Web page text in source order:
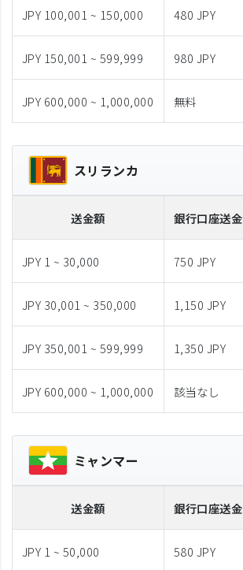
JPY 100,001 ~ 150,000 480 JPY
JPY 150,001 ~ 599,999 980 JPY
JPY 600,000 ~ 1,000,000 無料
スリランカ
送金額 銀行口座送金
JPY 1 ~ 30,000 750 JPY
JPY 30,001 ~ 350,000 1,150 JPY
JPY 350,001 ~ 599,999 1,350 JPY
JPY 600,000 ~ 1,000,000 該当なし
ミャンマー
送金額 銀行口座送金
JPY 1 ~ 50,000 580 JPY